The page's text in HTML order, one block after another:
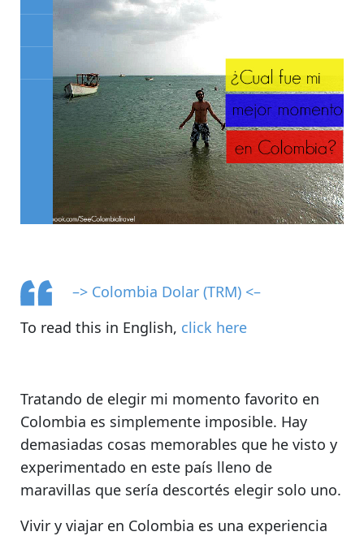
–> Colombia Dolar (TRM) <–
To read this in English, click here
Tratando de elegir mi momento favorito en
Colombia es simplemente imposible. Hay
demasiadas cosas memorables que he visto y
experimentado en este país lleno de
maravillas que sería descortés elegir solo uno.
Vivir y viajar en Colombia es una experiencia